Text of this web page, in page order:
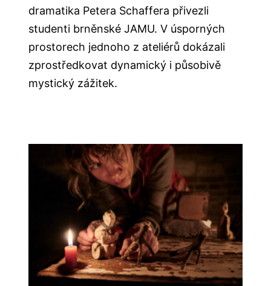
dramatika Petera Schaffera přivezli
studenti brněnské JAMU. V úsporných
prostorech jednoho z ateliérů dokázali
zprostředkovat dynamický i působivě
mystický zážitek.